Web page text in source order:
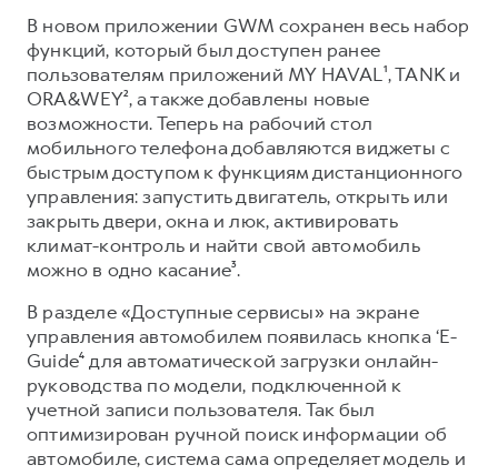
Крупным корпоративным клиентам
Система управления автопарком
Сервис для корпоративных клиентов
HAVAL Лизинг
АКСЕССУАРЫ HAVAL
Автомобильные аксессуары
Коллекция PRO
Коллекция Базовая
Коллекция Детская
Руководства по эксплуатации
Подписки
АКСЕССУАРЫ HAVAL
Автомобильные аксессуары
Коллекция PRO
Коллекция Базовая
Коллекция Детская
В новом приложении GWM сохранен весь набор
функций, который был доступен ранее
пользователям приложений MY HAVAL¹, TANK и
ORA&WEY², а также добавлены новые
возможности. Теперь на рабочий стол
мобильного телефона добавляются виджеты с
быстрым доступом к функциям дистанционного
управления: запустить двигатель, открыть или
закрыть двери, окна и люк, активировать
климат-контроль и найти свой автомобиль
можно в одно касание³.
В разделе «Доступные сервисы» на экране
управления автомобилем появилась кнопка ‘E-
Guide⁴ для автоматической загрузки онлайн-
руководства по модели, подключенной к
учетной записи пользователя. Так был
оптимизирован ручной поиск информации об
автомобиле, система сама определяет модель и